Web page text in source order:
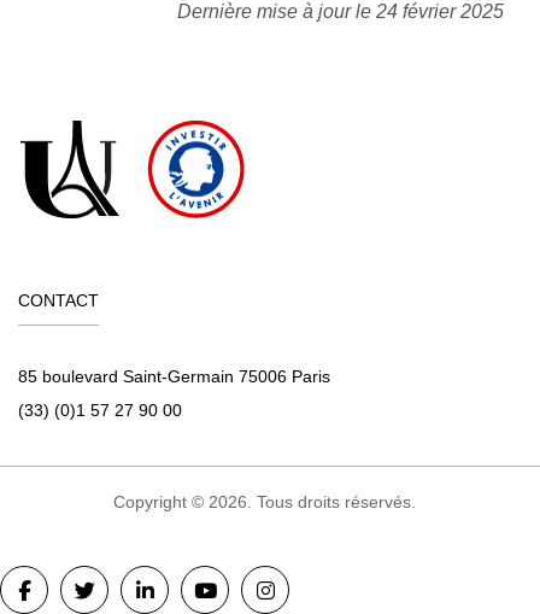
Dernière mise à jour le 24 février 2025
CONTACT
85 boulevard Saint-Germain 75006 Paris
(33) (0)1 57 27 90 00
Copyright © 2026. Tous droits réservés.